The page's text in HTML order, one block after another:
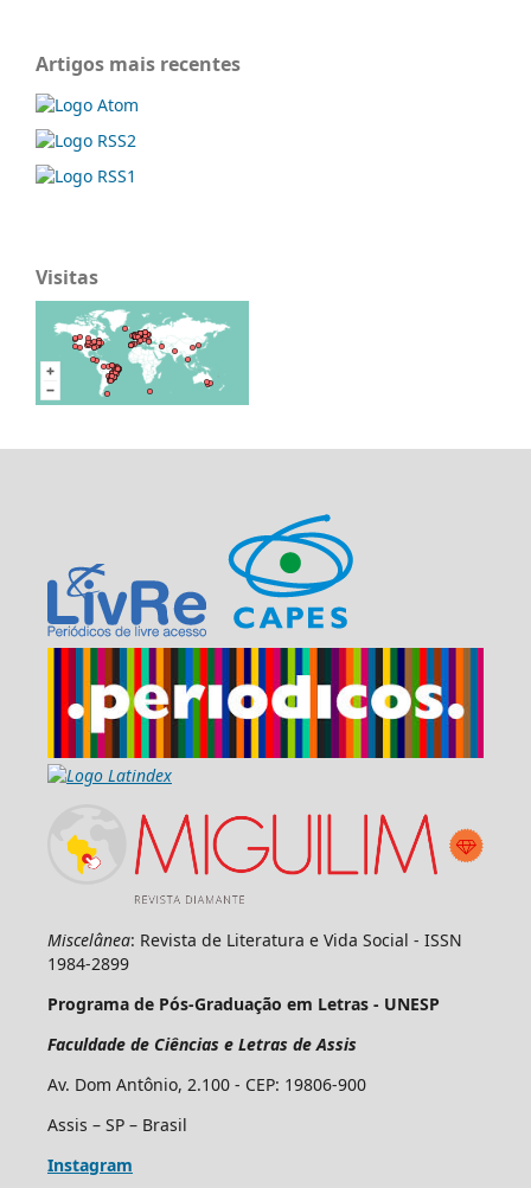
Artigos mais recentes
Visitas
Miscelânea: Revista de Literatura e Vida Social - ISSN
1984-2899
Programa de Pós-Graduação em Letras - UNESP
Faculdade de Ciências e Letras de Assis
Av. Dom Antônio, 2.100 - CEP: 19806-900
Assis – SP – Brasil
Instagram